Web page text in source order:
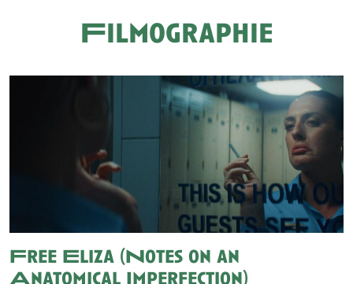
Filmographie
Free Eliza (Notes on an
Anatomical Imperfection)